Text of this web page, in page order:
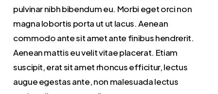
pulvinar nibh bibendum eu. Morbi eget orci non
magna lobortis porta ut ut lacus. Aenean
commodo ante sit amet ante finibus hendrerit.
Aenean mattis eu velit vitae placerat. Etiam
suscipit, erat sit amet rhoncus efficitur, lectus
augue egestas ante, non malesuada lectus